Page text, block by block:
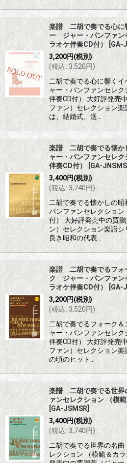
楽譜 二胡で奏でる心に
ー ジャー・パンファン
ラオケ伴奏CD付） GA-
3,200円(税別)
(税込:3,520円)
二胡で奏でる心に響く
ャー・パンファンセレ
伴奏CD付） 大好評発売
ファン）セレクション
は、結婚式、送…
楽譜 二胡で奏でる懐
ャー・パンファンセレ
伴奏CD付）
[ GA-
3,400円(税別)
(税込: 3,740円)
二胡で奏でる懐かしの
パンファンセレクション
付） 大好評発売中の賈
ン）セレクション楽譜
良き昭和の代表…
楽譜 二胡で奏でるフォ
ク ジャー・パンファン
ラオケ伴奏CD付） GA-
3,200円(税別)
(税込: 3,520円)
二胡で奏でるフォーク
ャー・パンファンセレ
伴奏CD付） 大好評発売
ファン）セレクション
の頃のヒット…
楽譜 二胡で奏でる世
ァンセレクション （模
[ GA-JSMSR ]
3,400円(税別)
(税込: 3,740円)
二胡で奏でる世界の名
レクション （模範＆カ